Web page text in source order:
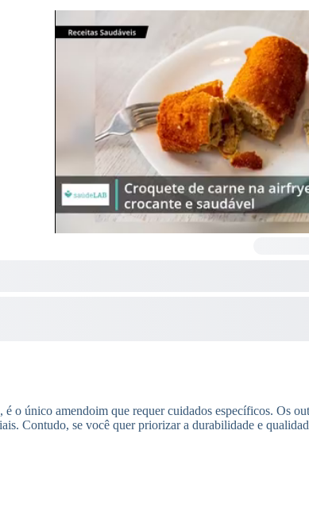
o único amendoim que requer cuidados específicos. Os
Contudo, se você quer priorizar a durabilidade e